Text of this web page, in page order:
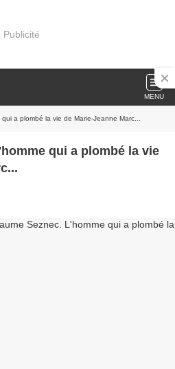
Publicité
MENU
a plombé la vie de Marie-Jeanne Marc...
qui a plombé la vie